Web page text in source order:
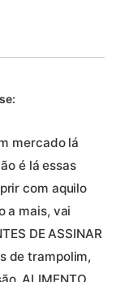
mercado lá
é lá essas
com aquilo
a mais, vai
DE ASSINAR
de trampolim,
ALIMENTO